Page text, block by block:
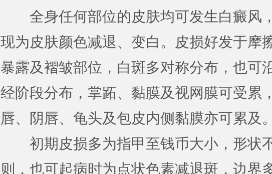
全身任何部位的皮肤均可发生白癜风
现为皮肤颜色减退、变白。皮损好发于摩
暴露及褶皱部位，白斑多对称分布，也可
经阶段分布，掌跖、黏膜及视网膜可受累
唇、阴唇、龟头及包皮内侧黏膜亦可累及。
初期皮损多为指甲至钱币大小，形状
则，也可起病时为点状色素减退斑，边界